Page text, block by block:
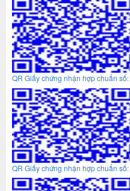
QR Giấy chứng nhận hợp chuẩn
QR Giấy chứng nhận hợp chuẩn